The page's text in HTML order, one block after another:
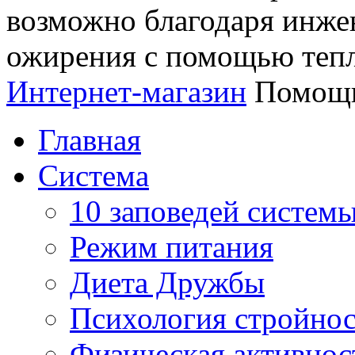
возможно благодаря
ожирения с помощью
Интернет-магазин
Главная
Система
10 заповедей
Режим питания
Диета Дружбы
Психология